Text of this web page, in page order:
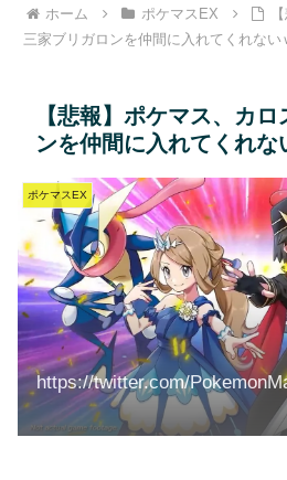
ホーム ポケマスEX
三家ブリガロンを仲間に入れてくれない
【悲報】ポケマス、カ
ンを仲間に入れてくれな
ポケマスEX
https://twitter.com/